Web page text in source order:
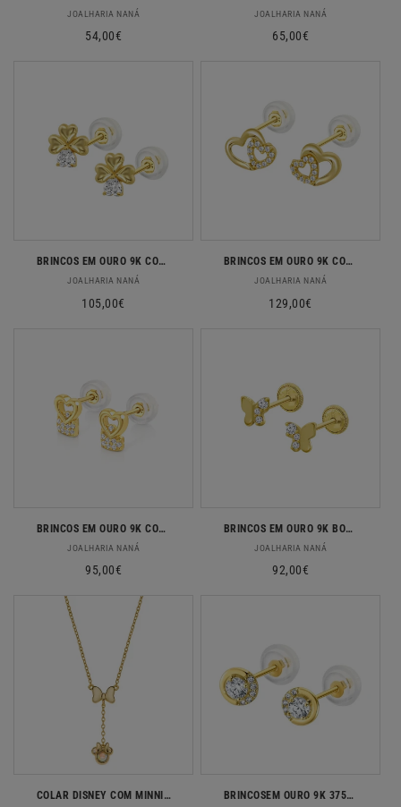
Fornecedor:
JOALHARIA NANÁ
Preço
54,00€
Fornecedor:
JOALHARIA NANÁ
Preço
65,00€
BRINCOS EM OURO 9K COM ZIRCONIAS
Fornecedor:
JOALHARIA NANÁ
Preço
105,00€
BRINCOS EM OURO 9K COM ZIRCONIAS
Fornecedor:
JOALHARIA NANÁ
Preço
129,00€
BRINCOS EM OURO 9K COM ZIRCONIAS
Fornecedor:
JOALHARIA NANÁ
Preço
95,00€
BRINCOS EM OURO 9K BORBOLETA COM ZIRCÓNIAS
Fornecedor:
JOALHARIA NANÁ
Preço
92,00€
COLAR DISNEY COM MINNIE E LAÇO EM PRATA 925 BRINCOSEM OURO 9K 375% C/ ZIRCONIAS